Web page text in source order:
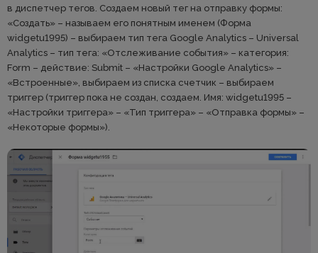
в диспетчер тегов. Создаем новый тег на отправку формы:
«Создать» – называем его понятным именем (Форма
widgetu1995) – выбираем тип тега Google Analytics – Universal
Analytics – тип тега: «Отслеживание события» – категория:
Form – действие: Submit – «Настройки Google Analytics» –
«Встроенные», выбираем из списка счетчик – выбираем
триггер (триггер пока не создан, создаем. Имя: widgetu1995 –
«Настройки триггера» – «Тип триггера» – «Отправка формы» –
«Некоторые формы»).